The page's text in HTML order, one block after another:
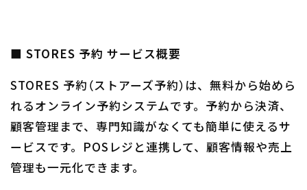
■ STORES 予約 サービス概要
STORES 予約（ストアーズ予約）は、無料から始めら
れるオンライン予約システムです。予約から決済、
顧客管理まで、専門知識がなくても簡単に使えるサ
ービスです。POSレジと連携して、顧客情報や売上
管理も一元化できます。